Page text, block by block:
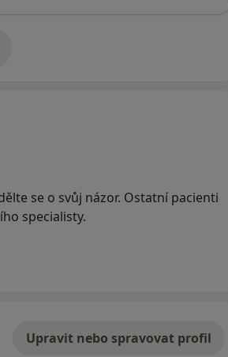
se o svůj názor. Ostatní pacienti
specialisty.
Upravit nebo spravovat profil